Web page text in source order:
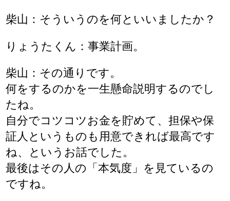
柴山：そういうのを何といいましたか？
りょうたくん：事業計画。
柴山：その通りです。
何をするのかを一生懸命説明するのでし
たね。
自分でコツコツお金を貯めて、担保や保
証人というものも用意できれば最高です
ね、というお話でした。
最後はその人の「本気度」を見ているの
ですね。